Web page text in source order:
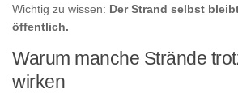
Wichtig zu wissen: Der Strand selbst
öffentlich.
Warum manche Strände
wirken